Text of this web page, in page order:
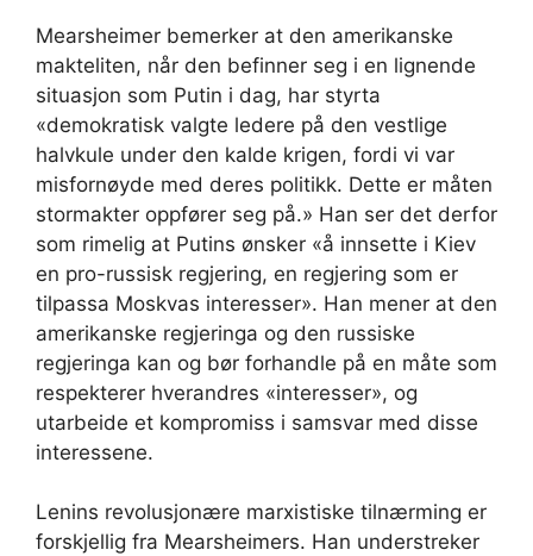
Mearsheimer bemerker at den amerikanske
makteliten, når den befinner seg i en lignende
situasjon som Putin i dag, har styrta
«demokratisk valgte ledere på den vestlige
halvkule under den kalde krigen, fordi vi var
misfornøyde med deres politikk. Dette er måten
stormakter oppfører seg på.» Han ser det derfor
som rimelig at Putins ønsker «å innsette i Kiev
en pro-russisk regjering, en regjering som er
tilpassa Moskvas interesser». Han mener at den
amerikanske regjeringa og den russiske
regjeringa kan og bør forhandle på en måte som
respekterer hverandres «interesser», og
utarbeide et kompromiss i samsvar med disse
interessene.
Lenins revolusjonære marxistiske tilnærming er
forskjellig fra Mearsheimers. Han understreker